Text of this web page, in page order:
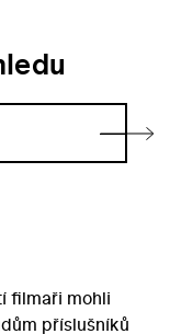
filmaři mohli
příslušníků